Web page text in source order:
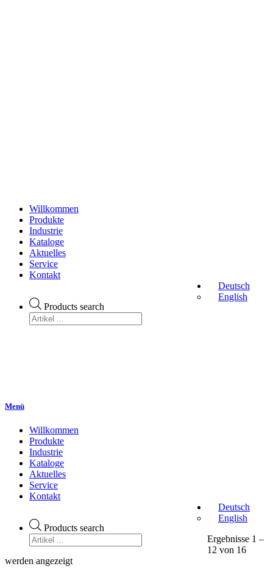
Willkommen
Produkte
Industrie
Kataloge
Aktuelles
Service
Kontakt
Products search
Deutsch
English
Menü
Willkommen
Produkte
Industrie
Kataloge
Aktuelles
Service
Kontakt
Products search
Deutsch
English
Ergebnisse 1 –
12 von 16
werden angezeigt